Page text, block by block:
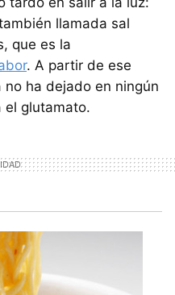
llamada sal
que es la
. A partir de ese
ha dejado en ningún
el glutamato.